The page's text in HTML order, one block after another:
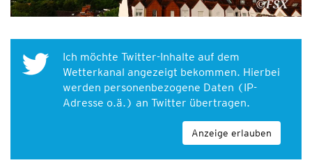
Ich möchte Twitter-Inhalte auf dem
Wetterkanal angezeigt bekommen. Hierbei
werden personenbezogene Daten (IP-
Adresse o.ä.) an Twitter übertragen.
Anzeige erlauben